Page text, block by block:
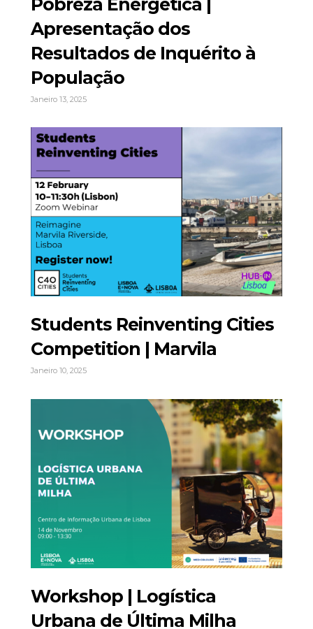
Apresentação dos
Resultados de Inquérito à
População
Janeiro 13, 2025
Students Reinventing Cities
Competition | Marvila
Janeiro 10, 2025
Workshop | Logística
Urbana de Última Milha